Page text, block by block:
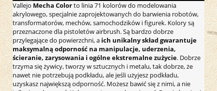
Vallejo Mecha Colorto linia 71 kolorów do modelowania
akrylowego, specjalnie zaprojektowanych do barwienia robotów,
transformatorów, mechów, samochodzików i figurek. Kolory są
przeznaczone dla pistoletów airbrush. Są bardzo dobrze
przylegające do powierzchni, a ich unikalny skład gwarantuje
maksymalną odporność na manipulacje, uderzenia,
ścieranie, zarysowania i ogólne ekstremalne zużycie. Dobrze
trzyma się żywicy, tworzy w sztucznych i metalu, tak dobrze, że
nawet nie potrzebują podkładu, ale jeśli użyjesz podkładu,
uzyskasz największą odporność. Możesz bawić się z nimi, a nie